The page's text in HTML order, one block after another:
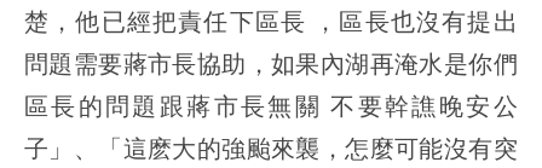
楚，他已經把責任下區長 ，區長也沒有提出
問題需要蔣市長協助，如果內湖再淹水是你們
區長的問題跟蔣市長無關 不要幹譙晚安公
子」、「這麽大的強颱來襲，怎麼可能沒有突